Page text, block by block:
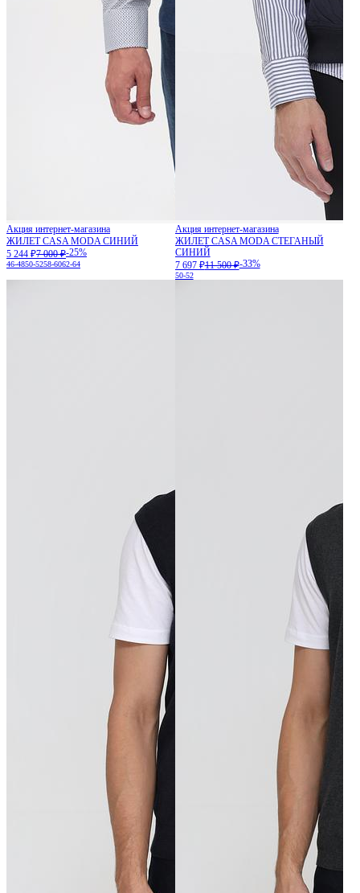
Акция интернет-магазина
ЖИЛЕТ CASA MODA СИНИЙ
5 244 ₽7 000 ₽-25%
46-4850-5258-6062-64
Акция интернет-магазина
ЖИЛЕТ CASA MODA СТЕГАНЫЙ
СИНИЙ
7 697 ₽11 500 ₽-33%
50-52